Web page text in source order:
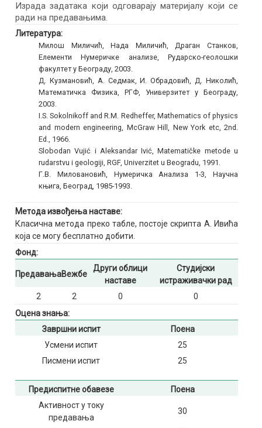
Израда задатака који одговарају материјалу који се
ради на предавањима.
Литература:
Милош Миличић, Нада Миличић, Драган Станков,
Елементи Нумеричке анализе, Рударско-геолошки
факултет у Београду, 2003.
Д. Кузмановић, А. Седмак, И. Обрадовић, Д. Николић,
Математичка Физика, РГФ, Универзитет у Београду,
2003.
I.S. Sokolnikoff and R.M. Redheffer, Mathematics of physics
and modern engineering, McGraw Hill, New York etc, 2nd.
Ed., 1966.
Slobodan Vujić i Aleksandar Ivić, Matematičke metode u
rudarstvu i geologiji, RGF, Univerzitet u Beogradu, 1991.
Г.В. Миловановић, Нумеричка Анализа 1-3, Научна
књига, Београд, 1985-1993.
Метода извођења наставе:
Класична метода преко табле, постоје скрипта А. Ивића
која се могу бесплатно добити.
Фонд:
ПредавањаВежбе
Други облици
наставе
Студијски
истраживачки рад
2
2 0
0
Оцена знања:
Завршни испит
Поена
Усмени испит
25
Писмени испит
25
Предиспитне обавезе
Поена
Активност у току
предавања
30